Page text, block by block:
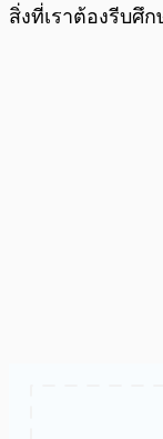
สิ่งที่เราต้องรีบศึ